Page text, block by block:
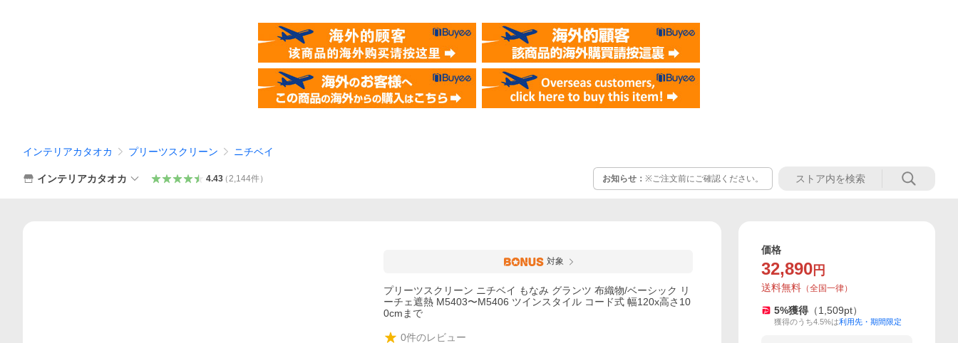
インテリアカタオカ プリーツスクリーン ニチベイ
インテリアカタオカ 4.43（2,144件） お知らせ： ※ご注文前にご確認ください。
対象
プリーツスクリーン ニチベイ もなみ グランツ 布織物/ベーシック リ
ーチェ遮熱 M5403〜M5406 ツインスタイル コード式 幅120x高さ10
0cmまで
0件のレビュー
価格
32,890 円
送料無料 （全国一律）
5%獲得 （1,509pt）
獲得のうち4.5%は利用先・期間限定